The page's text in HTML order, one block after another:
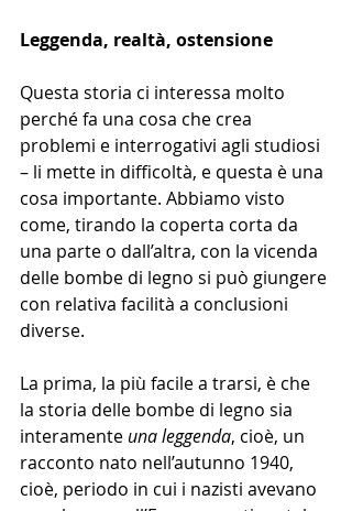
Leggenda, realtà, ostensione
Questa storia ci interessa molto
perché fa una cosa che crea
problemi e interrogativi agli studiosi
– li mette in difficoltà, e questa è una
cosa importante. Abbiamo visto
come, tirando la coperta corta da
una parte o dall’altra, con la vicenda
delle bombe di legno si può giungere
con relativa facilità a conclusioni
diverse.
La prima, la più facile a trarsi, è che
la storia delle bombe di legno sia
interamente una leggenda, cioè, un
racconto nato nell’autunno 1940,
cioè, periodo in cui i nazisti avevano